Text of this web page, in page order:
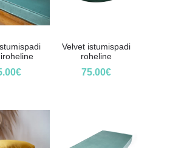
€
Velvet istumispadi
roheline
75.00€